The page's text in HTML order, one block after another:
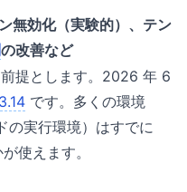
無効化（実験的）、テン
の改善など
提とします。2026 年 6
です。多くの環境
の実行環境）はすでに
使えます。